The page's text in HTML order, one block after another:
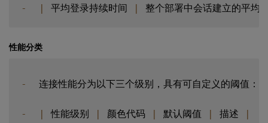
-
| 平均登录持续时间 | 整个部署中会话建立的平均
性能分类
-
  连接性能分为以下三个级别，具有可自定义的阈值：
- | 性能级别 | 颜色代码 | 默认阈值 | 描述
|